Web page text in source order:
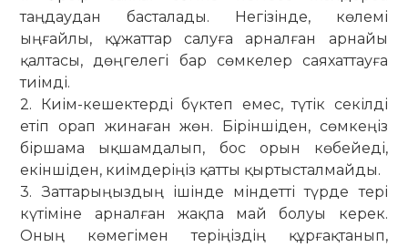
таңдаудан басталады. Негізінде, көлемі
ыңғайлы, құжаттар салуға арналған арнайы
қалтасы, дөңгелегі бар сөмкелер саяхаттауға
тиімді.
2. Киім-кешектерді бүктеп емес, түтік секілді
етіп орап жинаған жөн. Біріншіден, сөмкеңіз
біршама ықшамдалып, бос орын көбейеді,
екіншіден, киімдеріңіз қатты қыртысталмайды.
3. Заттарыңыздың ішінде міндетті түрде тері
күтіміне арналған жақпа май болуы керек.
Оның көмегімен теріңіздің құрғақтанып,